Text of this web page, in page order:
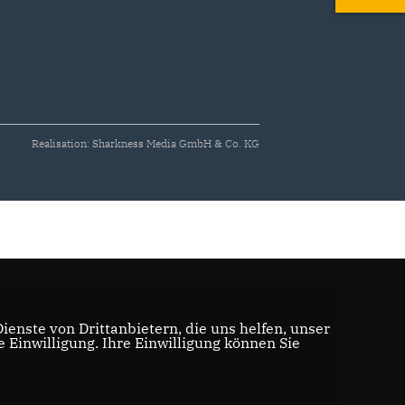
Realisation: Sharkness Media GmbH & Co. KG
von Drittanbietern, die uns helfen, unser
Einwilligung. Ihre Einwilligung können Sie